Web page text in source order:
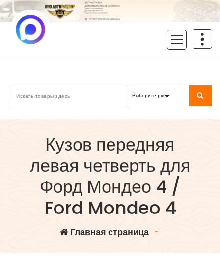
Перейти
к
содержимому
Кузов передняя
левая четверть для
Форд Мондео 4 /
Ford Mondeo 4
Главная страница-